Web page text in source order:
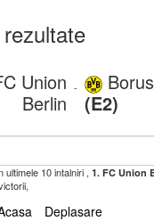
Union
Berlin
-
(E2)
ultimele 10 intalniri , 1. FC Union
Deplasare